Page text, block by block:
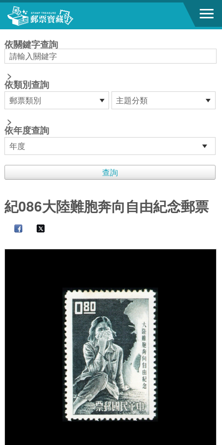
跳到主要內容區塊
依關鍵字查詢
>
依類別查詢
>
依年度查詢
紀086大陸難胞奔向自由紀念郵票